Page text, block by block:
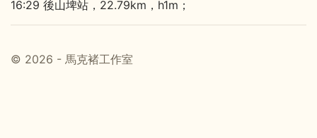
16:29 後山埤站，22.79km，h1m；
© 2026 - 馬克褚工作室